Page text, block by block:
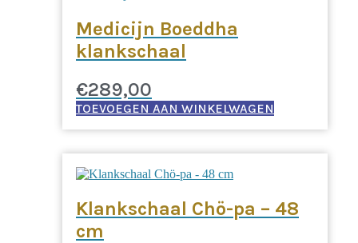
Medicijn Boeddha
klankschaal
€289,00
TOEVOEGEN AAN WINKELWAGEN
Klankschaal Chö-pa – 48
cm